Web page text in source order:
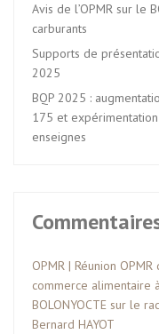
Avis de l’OPMR sur le
carburants
Supports de
2025
BQP 2025 :
175 et
enseignes
OPMR | Réunion
commerce alimentaire
BOLONYOCTE sur le
Bernard HAYOT